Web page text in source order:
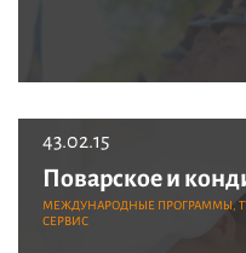
43.02.15
Поварское и
МЕЖДУНАРОДНЫЕ ПРОГРАММЫ,
СЕРВИС